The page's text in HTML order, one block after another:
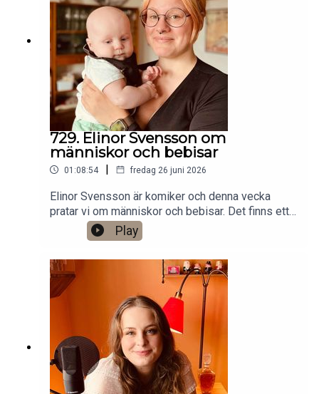
Stockholm. Min film Serietecknaren finns nu på
VHS SF
Anytime!https://www.gardenfors.comSwish:
0760724728X: @gardenforsInstagram:
@gardenfors
729. Elinor Svensson om
människor och bebisar
01:08:54 | fredag 26 juni 2026
Elinor Svensson är komiker och denna vecka
pratar vi om människor och bebisar. Det finns ett
bonusavsnitt på 34 minuter för dig som donerar
valfri summa till den här podden på Patreon:
https://www.patreon.com/arkivsamtalFestar! Ny
turné med Simon Gärdenfors och Anton
Magnusson 2026.Jag har andra standupgig i bl.a.
Stockholm. Min film Serietecknaren finns nu på
Anytime!https://www.gardenfors.comSwish:
0760724728X: @gardenforsInstagram:
@gardenfors
Play